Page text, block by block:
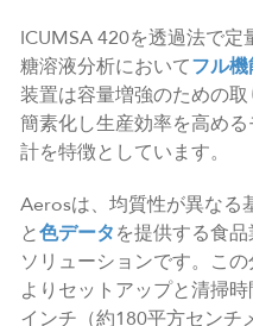
ICUMSA 420を透過法で定
糖溶液分析においてフル
装置は容量増強のための
簡素化し生産効率を高め
計を特徴としています。
Aerosは、均質性が異なる
と色データを提供する食
ソリューションです。こ
よりセットアップと清掃
インチ（約180平方センチ